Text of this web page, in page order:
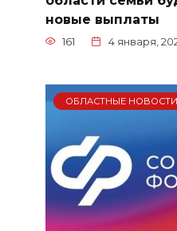
новые выплаты
161 4 января,
ОБЛАСТНЫЕ НОВОСТИ